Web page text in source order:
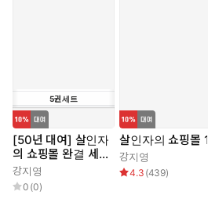
5권세트
[50년 대여] 살인자
의 쇼핑몰 완결 세
트 (전 5권)
강지영
0 (0)
살인자의 쇼핑몰 1
강지영
4.3 (439)